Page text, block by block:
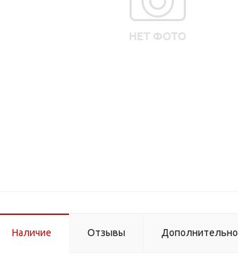
Наличие Отзывы Дополнительно